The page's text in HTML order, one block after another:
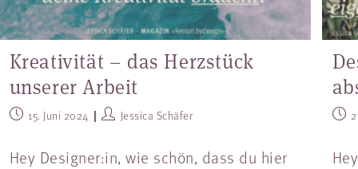
Kreativität – das Herzstück
unserer Arbeit
15. Juni 2024 Jessica Schäfer
Hey Designer:in, wie schön, dass du hier